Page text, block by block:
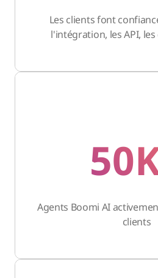
Les clients font
l'intégration, les API,
Agents Boomi AI
clients